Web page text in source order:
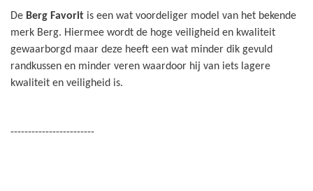
De Berg Favorit is een wat voordeliger model van het bekende
merk Berg. Hiermee wordt de hoge veiligheid en kwaliteit
gewaarborgd maar deze heeft een wat minder dik gevuld
randkussen en minder veren waardoor hij van iets lagere
kwaliteit en veiligheid is.
------------------------